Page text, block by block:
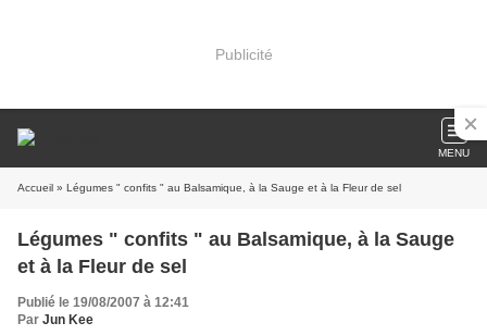
Publicité
MENU
Accueil » Légumes " confits " au Balsamique, à la Sauge et à la Fleur de sel
Légumes " confits " au Balsamique, à la Sauge
et à la Fleur de sel
Publié le 19/08/2007 à 12:41
Par Jun Kee